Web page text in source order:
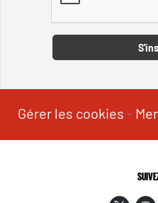
Gérer les cookies -